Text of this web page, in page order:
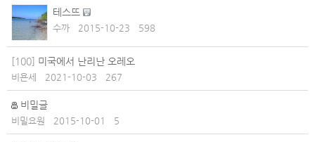
테스뜨
수까 2015-10-23 598
[100] 미국에서 난리난 오레오
비욘세 2021-10-03 267
비밀글
비밀요원 2015-10-01 5